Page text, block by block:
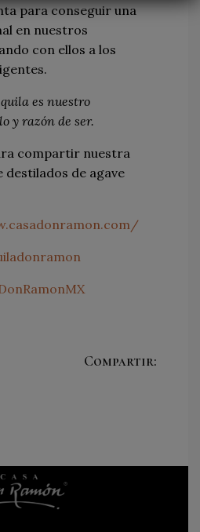
para conseguir una
en nuestros
con ellos a los
es nuestro
y razón de ser.
compartir nuestra
destilados de agave
Compartir: